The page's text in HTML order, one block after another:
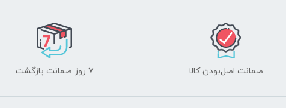
ضمانت اصل‌بودن کالا ۷ روز ضمانت بازگشت